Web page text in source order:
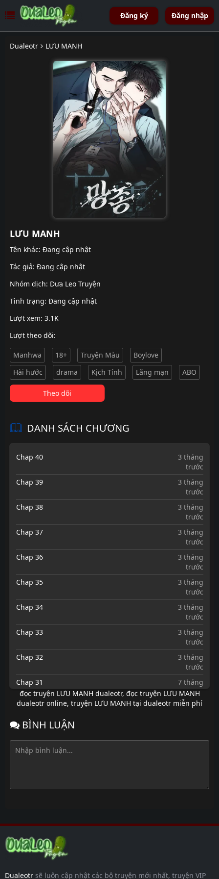
Đăng ký Đăng nhập
Dualeotr LƯU MANH
LƯU MANH
Tên khác: Đang cập nhật
Tác giả: Đang cập nhật
Nhóm dịch: Dưa Leo Truyện
Tình trạng: Đang cập nhật
Lượt xem: 3.1K
Lượt theo dõi:
Manhwa 18+ Truyện Màu
Boylove
Hài hước
drama Kịch Tính Lãng mạn ABO
Theo dõi
DANH SÁCH CHƯƠNG
Chap 40
3 tháng
trước
Chap 39
3 tháng
trước
Chap 38
3 tháng
trước
Chap 37
3 tháng
trước
Chap 36
3 tháng
trước
Chap 35
3 tháng
trước
Chap 34
3 tháng
trước
Chap 33
3 tháng
trước
Chap 32
3 tháng
trước
Chap 31
7 tháng
trước
Chap 30
7 tháng
Chap 29
trước
Chap 28
trước
đọc truyện LƯU MANH dualeotr, đọc truyện LƯU MANH
dualeotr online, truyện LƯU MANH tại dualeotr miễn phí
BÌNH LUẬN
Dualeotr sẽ luôn cập nhật các bộ truyện mới nhất, truyện VIP